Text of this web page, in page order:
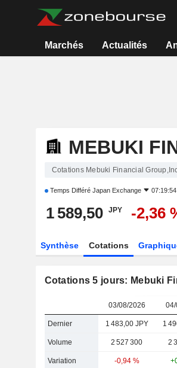
Marchés Actualités
MEBUKI
Cotations Mebuki Financial
Temps Différé Japan Exchange
1 589,50 JPY -2,36
Synthèse Cotations
Cotations 5 jours: Mebuki
03/08/2026
Dernier 1 483,00 JPY 1
Volume 2 527 300 2
Variation -0,94 %